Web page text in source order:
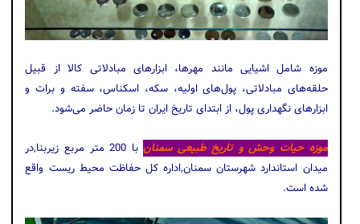
موزه شامل اشیایی مانند مهرها، ابزارهای مبادلاتی کالا از قبیل
حلقه‌های مبادلاتی، پول‌های اولیه، سکه، اسکناس، سفته و برات و
ابزارهای نگهداری پول، از ابتدای تاریخ ایران تا زمان حاضر می‌شود.
موزه حیات وحش و تاریخ طبیعی سمنان
با 200 متر مربع زیربنا,در
میدان استاندارد شهرستان سمنان,اداره کل حفاظت محیط ریست واقع
شده است.